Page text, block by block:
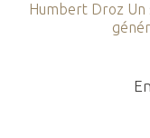
Humbert Droz